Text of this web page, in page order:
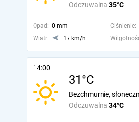
Odczuwalna 35°C
Opad: 0 mm Ciśnienie:
Wiatr:
17 km/h
14:00
31°C
Odczuwalna 34°C
Bezchmurnie,